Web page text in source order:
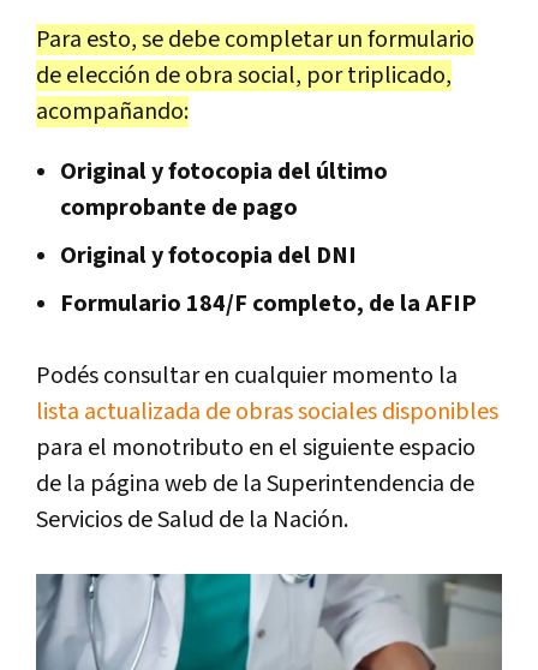
Para esto, se debe completar un formulario
de elección de obra social, por triplicado,
acompañando:
Original y fotocopia del último
comprobante de pago
Original y fotocopia del DNI
Formulario 184/F completo, de la AFIP
Podés consultar en cualquier momento la
lista actualizada de obras sociales disponibles
para el monotributo en el siguiente espacio
de la página web de la Superintendencia de
Servicios de Salud de la Nación.